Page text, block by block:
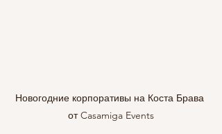
Новогодние корпоративы на Коста Брава
от Casamiga Events